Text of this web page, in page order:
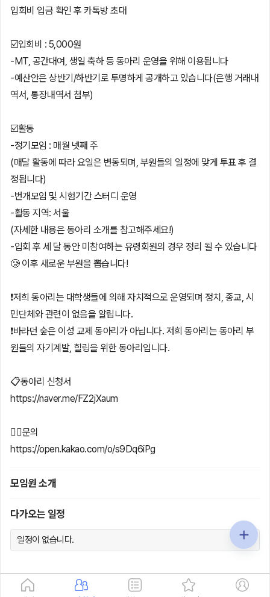
입회비 입금 확인 후 카톡방 초대
☑️입회비 : 5,000원
-MT, 공간대여, 생일 축하 등 동아리 운영을 위해 이용됩니다
-예산안은 상반기/하반기로 투명하게 공개하고 있습니다(은행 거래내
역서, 통장내역서 첨부)
☑️활동
-정기모임 : 매월 넷째 주
(매달 활동에 따라 요일은 변동되며, 부원들의 일정에 맞게 투표 후 결
정됩니다)
-번개모임 및 시험기간 스터디 운영
-활동 지역: 서울
(자세한 내용은 동아리 소개를 참고해주세요!)
-입회 후 세 달 동안 미참여하는 유령회원의 경우 정리 될 수 있습니다
🥲 이후 새로운 부원을 뽑습니다!
❗️저희 동아리는 대학생들에 의해 자치적으로 운영되며 정치, 종교, 시
민단체와 관련이 없음을 알립니다.
❗️바라던 숲은 이성 교제 동아리가 아닙니다. 저희 동아리는 동아리 부
원들의 자기계발, 힐링을 위한 동아리입니다.
📋동아리 신청서
https://naver.me/FZ2jXaum
👉🏻문의
https://open.kakao.com/o/s9Dq6iPg
모임원 소개
다가오는 일정
일정이 없습니다.